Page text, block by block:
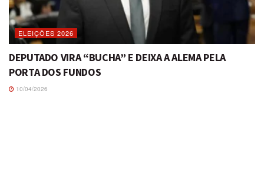
ELEIÇÕES 2026
DEPUTADO VIRA “BUCHA” E DEIXA A ALEMA PELA
PORTA DOS FUNDOS
10/04/2026